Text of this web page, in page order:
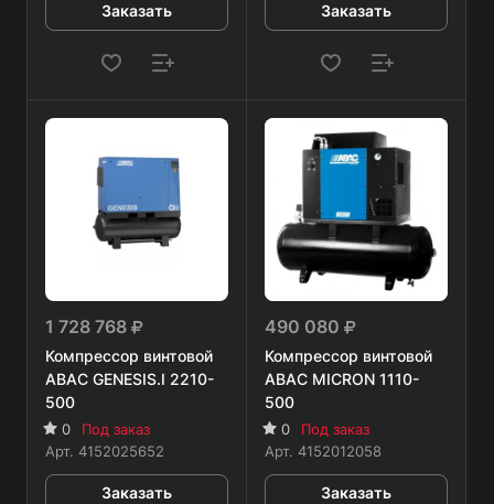
Заказать Заказать
1 728 768
Компрессор винтовой
ABAC GENESIS.I 2210-
500
0
Под заказ
Арт. 4152025652
Заказать
490 080
Компрессор винтовой
ABAC MICRON 1110-
500
0
Под заказ
Арт. 4152012058
Заказать